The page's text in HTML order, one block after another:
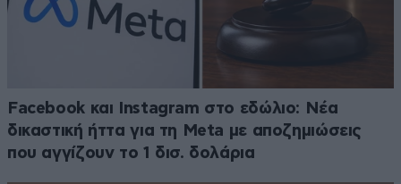
Facebook και Instagram στο εδώλιο: Νέα
δικαστική ήττα για τη Meta με αποζημιώσεις
που αγγίζουν το 1 δισ. δολάρια